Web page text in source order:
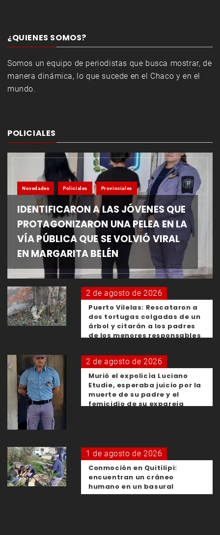
¿QUIENES SOMOS?
Somos un equipo de periodistas que busca mostrar, de
manera dinámica, lo que sucede en el Chaco y en el
mundo.
POLICIALES
Novedades Policiales Provinciales
IDENTIFICARON A LAS JÓVENES QUE
PROTAGONIZARON UNA PELEA EN LA
VÍA PÚBLICA QUE SE VOLVIÓ VIRAL
EN MARGARITA BELÉN
2 de agosto de 2026
Puerto Vilelas: Rescataron a
dos tortugas colgadas de un
árbol y citarán a los padres
de los menores responsables
2 de agosto de 2026
Murió el expolicía Luciano
Etudie, esperaba juicio por la
muerte de su padre y el
femicidio de su expareja
1 de agosto de 2026
Conmoción en Quitilipi:
encuentran un cráneo
humano en un basural